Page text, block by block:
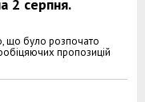
2 серпня.
що було розпочато
пропозицій